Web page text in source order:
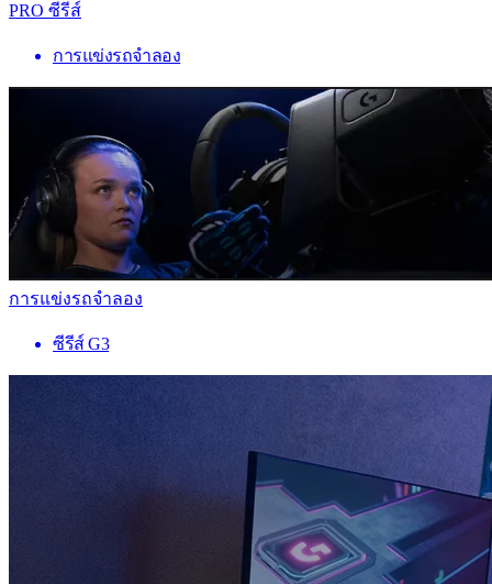
PRO ซีรีส์
การแข่งรถจำลอง
การแข่งรถจำลอง
ซีรีส์ G3